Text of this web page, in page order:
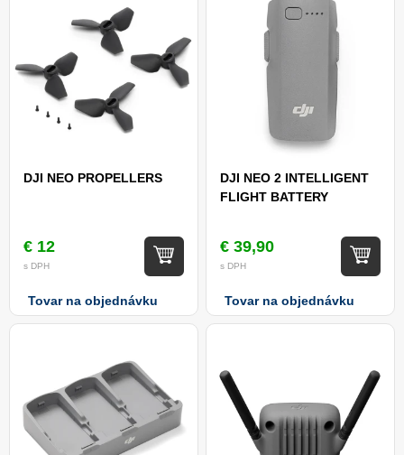
DJI NEO PROPELLERS
€ 12
s DPH
Tovar na objednávku
DJI NEO 2 INTELLIGENT
FLIGHT BATTERY
€ 39,90
s DPH
Tovar na objednávku